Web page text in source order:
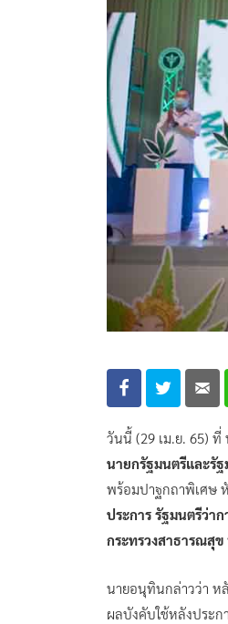
วันนี้ (29 เม.ย. 65)
นายกรัฐมนตรีและรั
พร้อมปาฐกถาพิเศษ
ประการ รัฐมนตรีว่า
กระทรวงสาธารณสุข
นายอนุทินกล่าวว่า ห
ผลบังคับใช้หลังประก